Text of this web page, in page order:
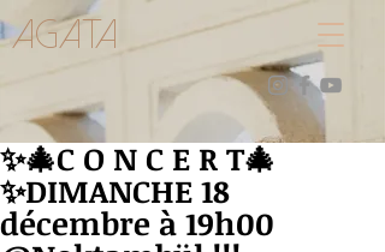
AGATA
✨🎄C O N C E R T🎄
✨DIMANCHE 18
décembre à 19h00